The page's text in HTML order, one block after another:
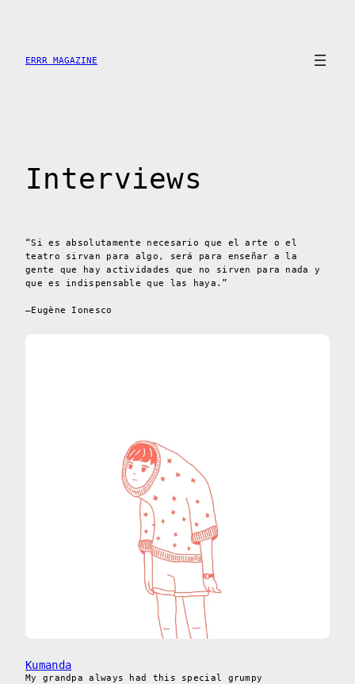
contenido
ERRR MAGAZINE
Interviews
“Si es absolutamente necesario que el arte o el
teatro sirvan para algo, será para enseñar a la
gente que hay actividades que no sirven para nada y
que es indispensable que las haya.”
–Eugène Ionesco
Kumanda
My grandpa always had this special grumpy